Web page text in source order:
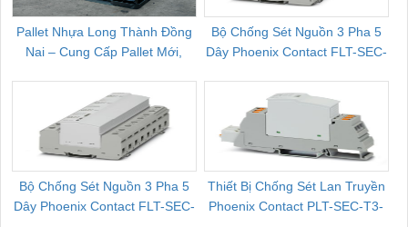
Pallet Nhựa Long Thành Đồng
Nai – Cung Cấp Pallet Mới,
Bộ Chống Sét Nguồn 3 Pha 5
Dây Phoenix Contact FLT-SEC-
Bộ Chống Sét Nguồn 3 Pha 5
Dây Phoenix Contact FLT-SEC-
Thiết Bị Chống Sét Lan Truyền
Phoenix Contact PLT-SEC-T3-